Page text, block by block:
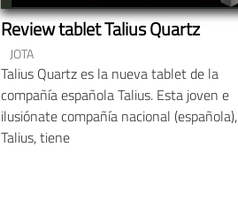
Review tablet Talius Quartz
JOTA
Talius Quartz es la nueva tablet de la
compañía española Talius. Esta joven e
ilusiónate compañía nacional (española),
Talius, tiene